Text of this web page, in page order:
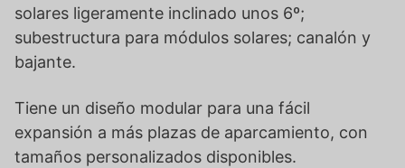
solares ligeramente inclinado unos 6º;
subestructura para módulos solares; canalón y
bajante.
Tiene un diseño modular para una fácil
expansión a más plazas de aparcamiento, con
tamaños personalizados disponibles.